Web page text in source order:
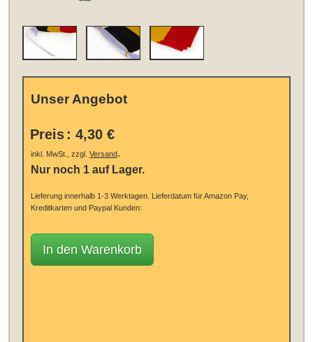
Unser Angebot
Preis : 4,30 €
inkl. MwSt., zzgl. Versand.
Nur noch 1 auf Lager.
Lieferung innerhalb 1-3 Werktagen. Lieferdatum für Amazon Pay,
Kreditkarten und Paypal Kunden:
In den Warenkorb